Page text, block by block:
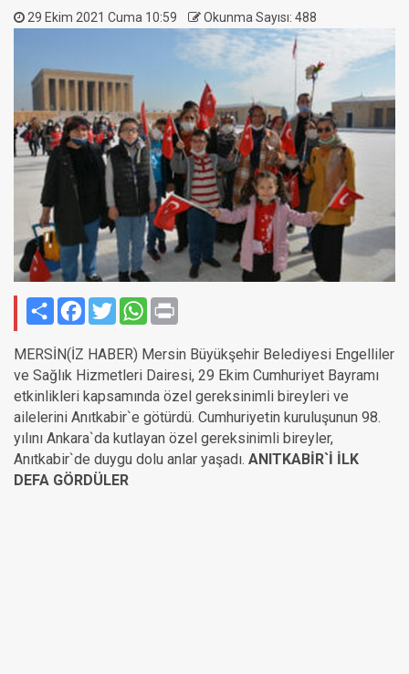
29 Ekim 2021 Cuma 10:59 Okunma Sayısı: 488
PaylaşFacebook
TwitterWhatsApp
MERSİN(İZ HABER) Mersin Büyükşehir Belediyesi Engelliler
ve Sağlık Hizmetleri Dairesi, 29 Ekim Cumhuriyet Bayramı
etkinlikleri kapsamında özel gereksinimli bireyleri ve
ailelerini Anıtkabir`e götürdü. Cumhuriyetin kuruluşunun 98.
yılını Ankara`da kutlayan özel gereksinimli bireyler,
Anıtkabir`de duygu dolu anlar yaşadı. ANITKABİR`İ İLK
DEFA GÖRDÜLER